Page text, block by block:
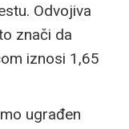
Odvojiva
znači da
iznosi 1,65
ugrađen